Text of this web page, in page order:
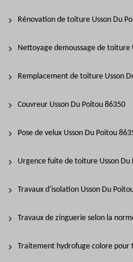
Rénovation de toiture Usson Du
Nettoyage demoussage de toiture
Remplacement de toiture Usson
Couvreur Usson Du Poitou 86350
Pose de velux Usson Du Poitou
Urgence fuite de toiture Usson Du
Travaux d'isolation Usson Du
Travaux de zinguerie selon la
Traitement hydrofuge colore pour